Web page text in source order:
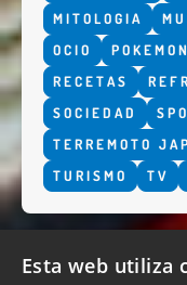
MITOLOGIA
OCIO
POKEMON
RECETAS
SOCIEDAD
TERREMOTO
TURISMO
TV
Esta web utiliza